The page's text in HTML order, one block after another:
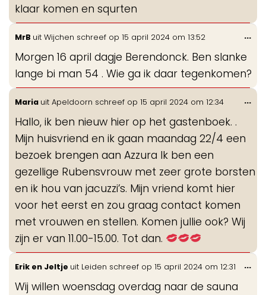
klaar komen en squrten
MrB uit Wijchen schreef op 15 april 2024 om 13:52
Morgen 16 april dagje Berendonck. Ben slanke
lange bi man 54 . Wie ga ik daar tegenkomen?
...
Maria uit Apeldoorn schreef op 15 april 2024 om 12:34
Hallo, ik ben nieuw hier op het gastenboek. .
Mijn huisvriend en ik gaan maandag 22/4 een
bezoek brengen aan Azzura Ik ben een
gezellige Rubensvrouw met zeer grote borsten
en ik hou van jacuzzi’s. Mijn vriend komt hier
voor het eerst en zou graag contact komen
met vrouwen en stellen. Komen jullie ook? Wij
zijn er van 11.00-15.00. Tot dan.
...
Erik en Jeltje uit Leiden schreef op 15 april 2024 om 12:31
Wij willen woensdag overdag naar de sauna
...